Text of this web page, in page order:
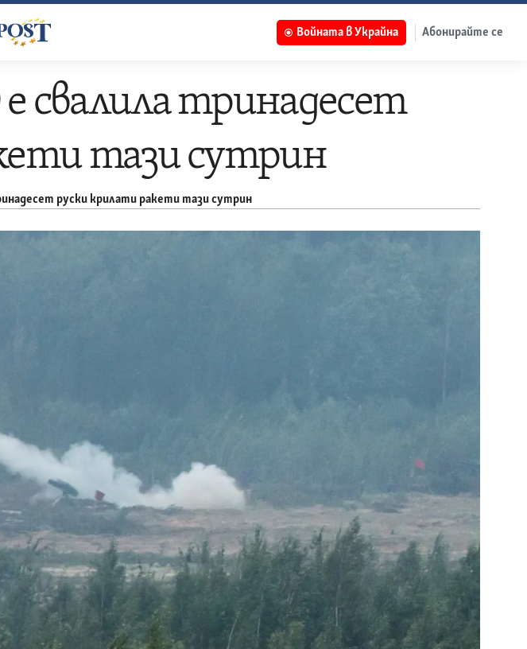
Войната в Украйна Абонирайте се
свалила тринадесет
тази сутрин
руски крилати ракети тази сутрин